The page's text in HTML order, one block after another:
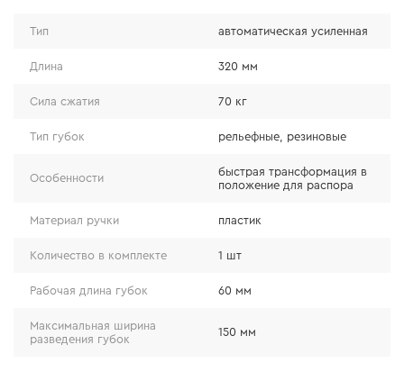
Особенности
изготовлена из высококачественного
первичного сырья;
возможность быстрой трансформации
расширяет возможности инструмента.
Тип автоматическая усиленная
Длина 320 мм
Сила сжатия 70 кг
Тип губок рельефные, резиновые
Особенности
быстрая трансформация в
положение для распора
Материал ручки пластик
Количество в комплекте 1 шт
Рабочая длина губок 60 мм
Максимальная ширина
разведения губок
150 мм